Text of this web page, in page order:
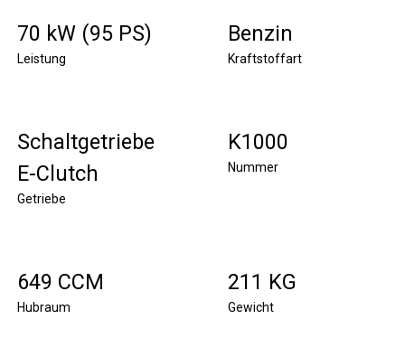
70 kW (95 PS)
Leistung
Benzin
Kraftstoffart
Schaltgetriebe
E-Clutch
Getriebe
K1000
Nummer
649 CCM
Hubraum
211 KG
Gewicht